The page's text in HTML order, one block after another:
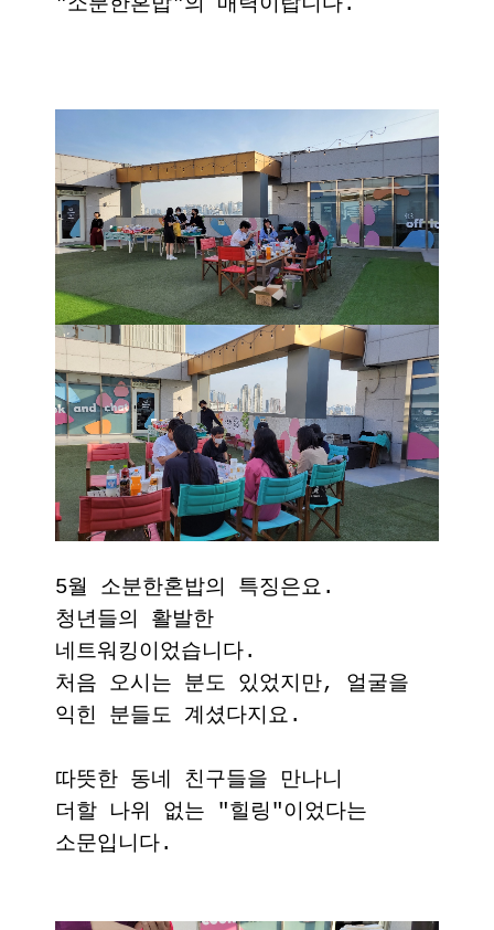
5월 소분한혼밥의 특징은요.
청년들의 활발한
네트워킹이었습니다.
처음 오시는 분도 있었지만, 얼굴을
익힌 분들도 계셨다지요.
따뜻한 동네 친구들을 만나니
더할 나위 없는 "힐링"이었다는
소문입니다.